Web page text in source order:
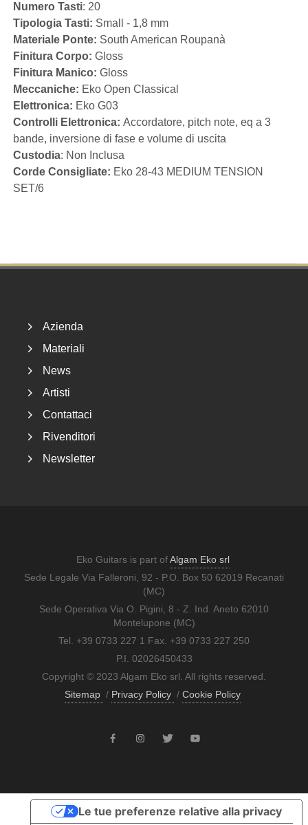
Numero Tasti: 20
Tipologia Tasti: Small - 1,8 mm
Materiale Ponte: South American Roupanà
Finitura Corpo: Gloss
Finitura Manico: Gloss
Meccaniche: Eko Open Classical
Elettronica: Eko G03
Controlli Elettronica: Accordatore, pitch note, eq a 3
bande, inversione di fase e volume di uscita
Custodia: Non Inclusa
Corde Consigliate: Eko 28-43 MEDIUM TENSION
SET/6
Azienda
Materiali
News
Artisti
Contattaci
Rivenditori
Newsletter
Eko Guitars is part ofAlgam Eko srl
Sede Legale Via Falleroni, 92 - P.O. Box 50 62019 Recanati
(MC)
Sede Operativa Via O. Pigini, 8 - Z. Ind. Aneto 62010
Montelupone (MC)
Tel. +39 0733 227 1 Fax. +39 0733 227 250
P.I. 02026450433
Copyright © 2023 Algam Eko srl. All rights reserved.
Sitemap / Privacy Policy / Cookie Policy
Le tue preferenze relative alla privacy